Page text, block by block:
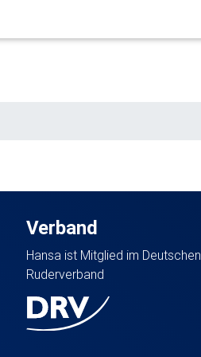
Verband
Hansa ist Mitglied im Deutschen
Ruderverband